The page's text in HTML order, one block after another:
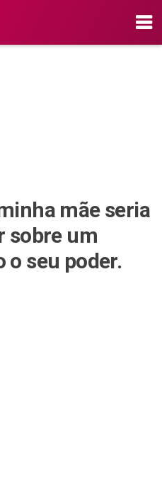
mãe seria
sobre um
seu poder.